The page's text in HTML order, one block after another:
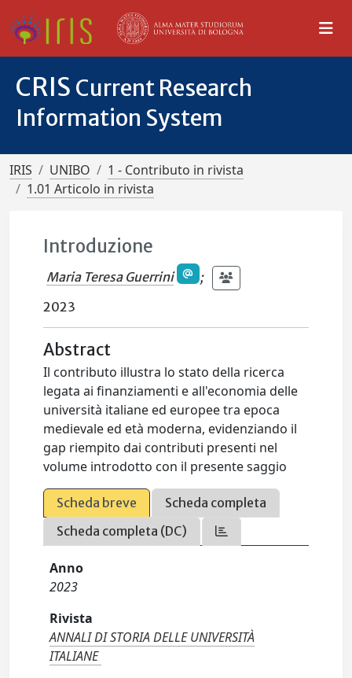
CRIS Current Research
Information System
IRIS UNIBO
1 - Contributo in rivista
1.01 Articolo in rivista
Introduzione
Maria Teresa Guerrini
;
2023
Abstract
Il contributo illustra lo stato della ricerca
legata ai finanziamenti e all'economia delle
università italiane ed europee tra epoca
medievale ed età moderna, evidenziando il
gap riempito dai contributi presenti nel
volume introdotto con il presente saggio
Scheda breve
Scheda completa
Scheda completa (DC)
Anno
2023
Rivista
ANNALI DI STORIA DELLE UNIVERSITÀ
ITALIANE